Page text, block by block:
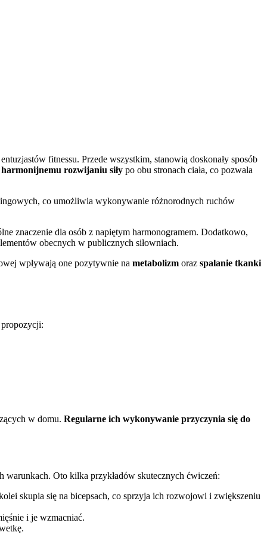
fitnessu. Przede wszystkim, stanowią doskonały sposób
harmonijnemu rozwijaniu siły po obu stronach ciała, co pozwala
co umożliwia wykonywanie różnorodnych ruchów
znaczenie dla osób z napiętym harmonogramem. Dodatkowo,
obecnych w publicznych siłowniach.
wpływają one pozytywnie na metabolizm oraz spalanie tkanki
w domu. Regularne ich wykonywanie przyczynia się do
Oto kilka przykładów skutecznych ćwiczeń:
skupia się na bicepsach, co sprzyja ich rozwojowi i zwiększeniu
i je wzmacniać.